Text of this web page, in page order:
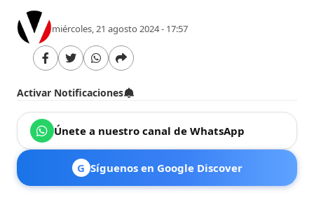
miércoles, 21 agosto 2024 - 17:57
Activar Notificaciones
Únete a nuestro canal de WhatsApp
G Síguenos en Google Discover